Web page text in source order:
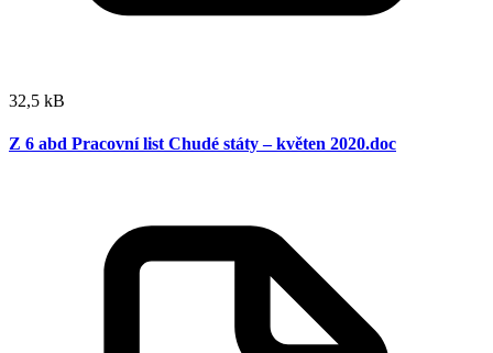
32,5 kB
Z 6 abd Pracovní list Chudé státy – květen 2020.doc